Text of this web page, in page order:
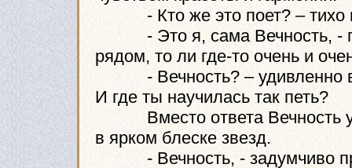
- Кто же это поет? – тихо
- Это я, сама Вечность, -
рядом, то ли где-то очень и
- Вечность? – удивленно
И где ты научилась так петь?
Вместо ответа Вечность
в ярком блеске звезд.
- Вечность, - задумчиво